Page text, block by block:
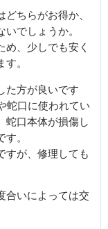
ちらがお得か、
でしょうか。
め、少しでも安く
。
た方が良いです
蛇口に使われてい
蛇口本体が損傷し
。
すが、修理しても
合いによっては交